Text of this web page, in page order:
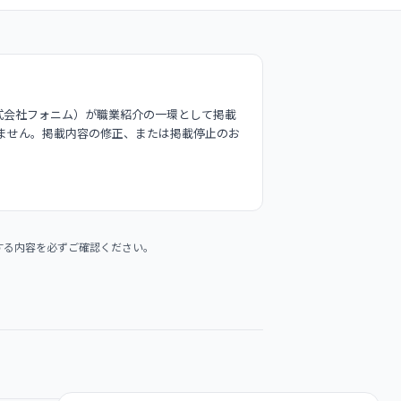
社フォニム）が職業紹介の一環として掲載
ん。掲載内容の修正、または掲載停止のお
内容を必ずご確認ください。